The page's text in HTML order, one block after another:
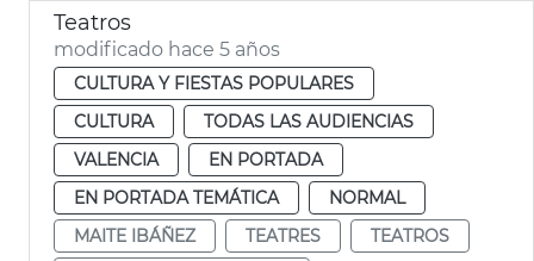
Teatros
modificado hace 5 años
CULTURA Y FIESTAS POPULARES
CULTURA
TODAS LAS AUDIENCIAS
VALENCIA
EN PORTADA
EN PORTADA TEMÁTICA
NORMAL
MAITE IBÁÑEZ
TEATRES
TEATROS